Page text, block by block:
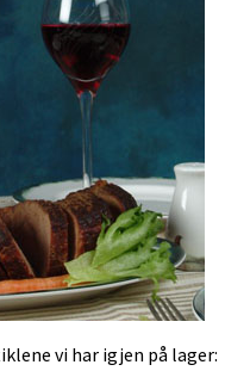
vi har igjen på lager: